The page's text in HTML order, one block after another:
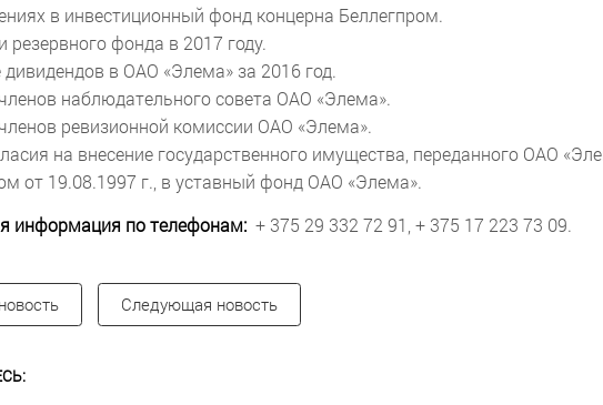
в инвестиционный фонд концерна Беллегпром.
резервного фонда в 2017 году.
в ОАО «Элема» за 2016 год.
наблюдательного совета ОАО «Элема».
ревизионной комиссии ОАО «Элема».
на внесение государственного имущества, переданного ОАО
от 19.08.1997 г., в уставный фонд ОАО «Элема».
информация по телефонам: + 375 29 332 72 91, + 375 17 223 73 09.
Следующая новость